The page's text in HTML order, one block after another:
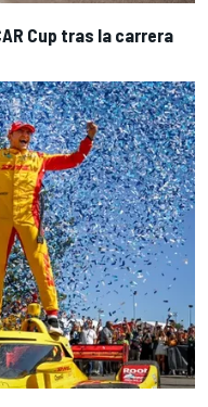
Cup tras la carrera